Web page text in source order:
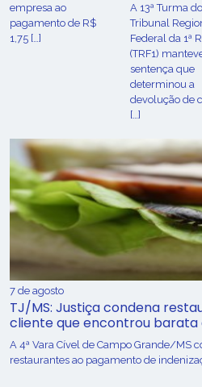
empresa ao
pagamento de R$
1,75 […]
A 13ª Turma do
Tribunal
Federal da 1ª
(TRF1)
sentença que
determinou a
devolução de
[…]
7 de agosto
TJ/MS: Justiça condena
cliente que encontrou
A 4ª Vara Cível de Campo Grande/MS
restaurantes ao pagamento de